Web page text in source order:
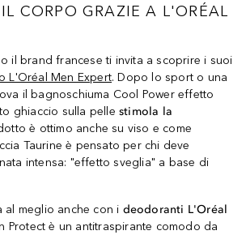
CORPO GRAZIE A L'ORÉAL
il brand francese ti invita a scoprire i suoi
L'Oréal Men Expert. Dopo lo sport o una
il bagnoschiuma Cool Power effetto
ghiaccio sulla pelle stimola la
è ottimo anche su viso e come
Taurine è pensato per chi deve
intensa: "effetto sveglia" a base di
meglio anche con i deodoranti L'Oréal
Protect è un antitraspirante comodo da